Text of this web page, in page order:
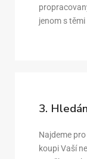
jenom s
3.
Najdeme
koupi Vaší